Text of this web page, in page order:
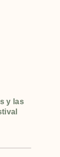
y las